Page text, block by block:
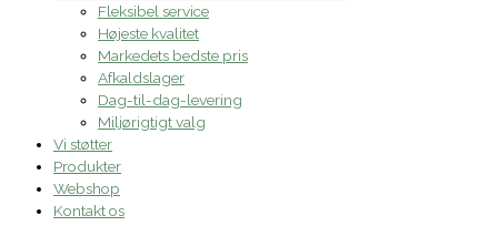
Fleksibel service
Højeste kvalitet
Markedets bedste pris
Afkaldslager
Dag-til-dag-levering
Miljørigtigt valg
Vi støtter
Produkter
Webshop
Kontakt os